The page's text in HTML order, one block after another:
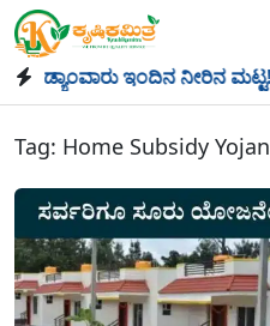
ಇಂದಿನ ನೀರಿನ ಮಟ್ಟ!
Tag: Home Subsidy